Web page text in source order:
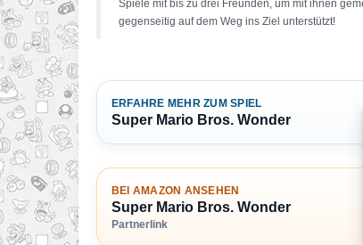
Spiele mit bis zu drei Freunden, um mit ihnen
gegenseitig auf dem Weg ins Ziel unterstützt!
ERFAHRE MEHR ZUM SPIEL
Super Mario Bros. Wonder
BEI AMAZON ANSEHEN
Super Mario Bros. Wonder
Partnerlink